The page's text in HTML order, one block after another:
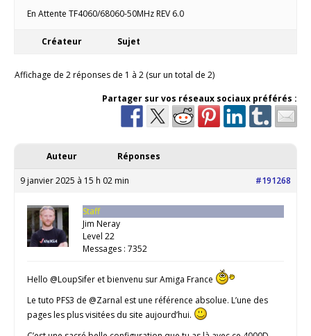
En Attente TF4060/68060-50MHz REV 6.0
Créateur Sujet
Affichage de 2 réponses de 1 à 2 (sur un total de 2)
Partager sur vos réseaux sociaux préférés :
Auteur Réponses
9 janvier 2025 à 15 h 02 min #191268
Staff
Jim Neray
Level 22
Messages : 7352
Hello @LoupSifer et bienvenu sur Amiga France
Le tuto PFS3 de @Zarnal est une référence absolue. L’une des
pages les plus visitées du site aujourd’hui.